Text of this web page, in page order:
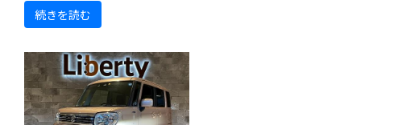
続きを読む